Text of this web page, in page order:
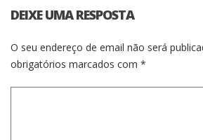
DEIXE UMA RESPOSTA
O seu endereço de email não será
obrigatórios marcados com *